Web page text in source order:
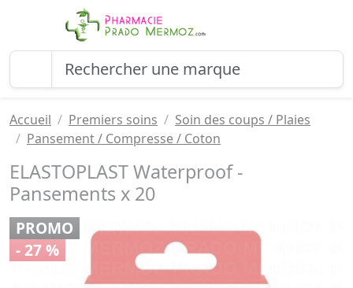
Accueil Premiers soins
Soin des coups / Plaies
Pansement / Compresse / Coton
ELASTOPLAST Waterproof -
Pansements x 20
PROMO
- 27 %